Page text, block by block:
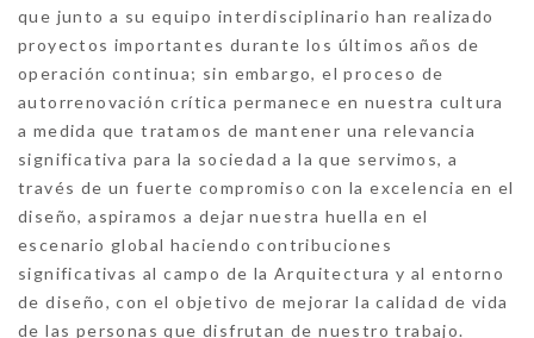
que junto a su equipo interdisciplinario han realizado
proyectos importantes durante los últimos años de
operación continua; sin embargo, el proceso de
autorrenovación crítica permanece en nuestra cultura
a medida que tratamos de mantener una relevancia
significativa para la sociedad a la que servimos, a
través de un fuerte compromiso con la excelencia en el
diseño, aspiramos a dejar nuestra huella en el
escenario global haciendo contribuciones
significativas al campo de la Arquitectura y al entorno
de diseño, con el objetivo de mejorar la calidad de vida
de las personas que disfrutan de nuestro trabajo.